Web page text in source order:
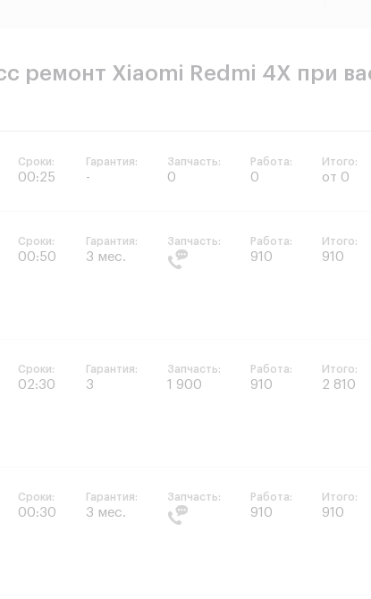
ремонт Xiaomi Redmi 4X при
Сроки:
00:25
Гарантия:
-
Запчасть:
0
Работа:
0
Итого:
от 0
Сроки:
00:50
Гарантия:
3 мес.
Запчасть: Работа:
910
Итого:
910
Сроки:
02:30
Гарантия:
3
Запчасть:
1 900
Работа:
910
Итого:
2 810
Сроки:
00:30
Гарантия:
3 мес.
Запчасть: Работа:
910
Итого:
910